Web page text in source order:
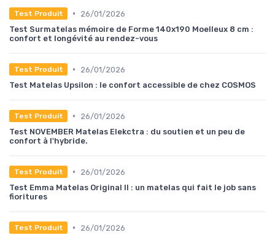
Test Produit •
26/01/2026
Test Surmatelas mémoire de Forme 140x190 Moelleux 8 cm :
confort et longévité au rendez-vous
Test Produit •
26/01/2026
Test Matelas Upsilon : le confort accessible de chez COSMOS
Test Produit •
26/01/2026
Test NOVEMBER Matelas Elekctra : du soutien et un peu de
confort à l'hybride.
Test Produit •
26/01/2026
Test Emma Matelas Original II : un matelas qui fait le job sans
fioritures
Test Produit •
26/01/2026